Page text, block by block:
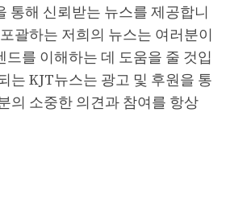
통해 신뢰받는 뉴스를 제공합니
괄하는 저희의 뉴스는 여러분이
드를 이해하는 데 도움을 줄 것입
는 KJT뉴스는 광고 및 후원을 통
의 소중한 의견과 참여를 항상